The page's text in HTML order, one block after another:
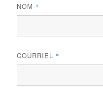
NOM *
COURRIEL *